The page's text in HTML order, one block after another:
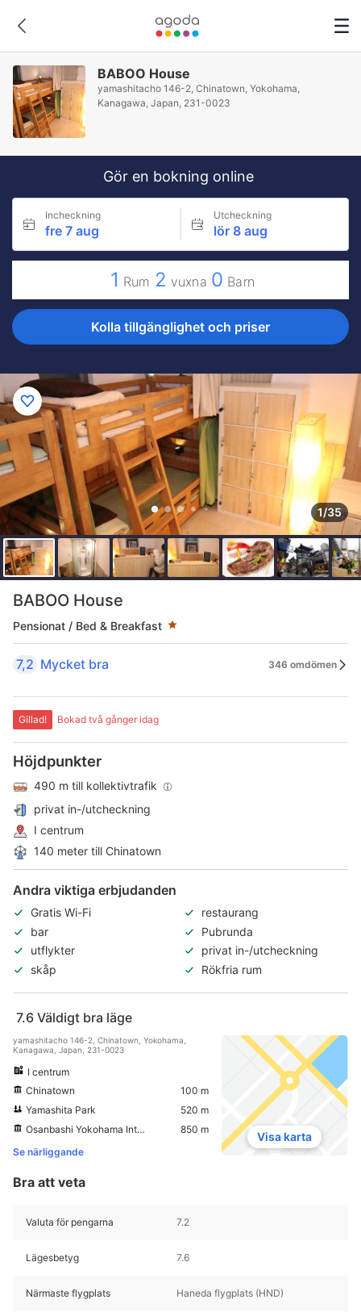
BABOO House
yamashitacho 146-2, Chinatown, Yokohama,
Kanagawa, Japan, 231-0023
Gör en bokning online
Incheckning
fre 7 aug
Utcheckning
lör 8 aug
1 Rum 2 vuxna 0 Barn
Kolla tillgänglighet och priser
1/35
BABOO House
Pensionat / Bed & Breakfast
Stjärnklassificering: 1 stjärnor
7,2 Mycket bra 346 omdömen
Gillad! Bokad två gånger idag
Höjdpunkter
490 m till kollektivtrafik
privat in-/utcheckning
I centrum
140 meter till Chinatown
Andra viktiga erbjudanden
Gratis Wi-Fi
restaurang
bar
Pubrunda
utflykter
privat in-/utcheckning
skåp
Rökfria rum
7.6 Väldigt bra läge
yamashitacho 146-2, Chinatown, Yokohama,
Kanagawa, Japan, 231-0023
I centrum
Chinatown
100 m
Yamashita Park
520 m
Osanbashi Yokohama International Passenger Terminal
850 m
Se närliggande
Visa karta
Bra att veta
Valuta för pengarna 7.2
Lägesbetyg 7.6
Närmaste flygplats Haneda flygplats (HND)